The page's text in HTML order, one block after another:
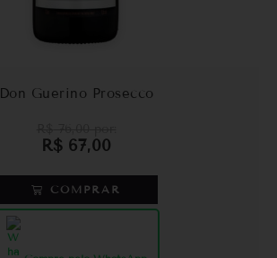
Don Guerino Prosecco
R$ 67,00
COMPRAR